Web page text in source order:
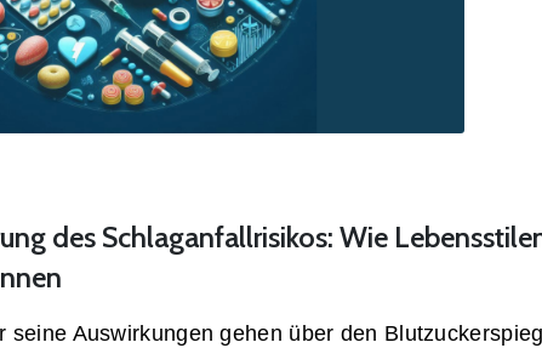
des Schlaganfallrisikos: Wie
Auswirkungen gehen über den